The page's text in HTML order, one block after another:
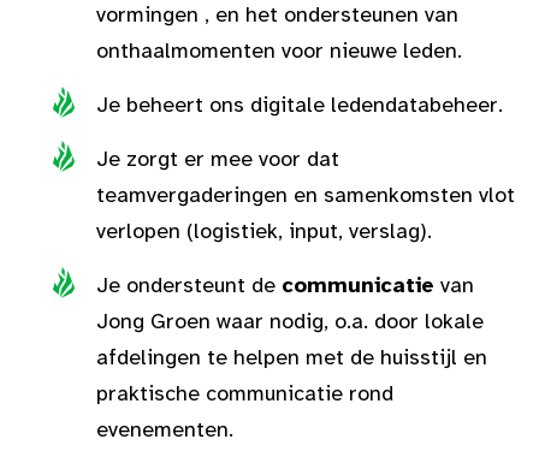
vormingen , en het ondersteunen van
onthaalmomenten voor nieuwe leden.
Je beheert ons digitale ledendatabeheer.
Je zorgt er mee voor dat
teamvergaderingen en samenkomsten vlot
verlopen (logistiek, input, verslag).
Je ondersteunt de communicatie van
Jong Groen waar nodig, o.a. door lokale
afdelingen te helpen met de huisstijl en
praktische communicatie rond
evenementen.